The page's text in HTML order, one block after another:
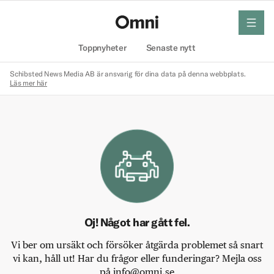
Toppnyheter Senaste nytt
meny
Schibsted News Media AB är ansvarig för dina data på denna webbplats.
Läs mer här
Oj! Något har gått fel.
Vi ber om ursäkt och försöker åtgärda problemet så snart
vi kan, håll ut! Har du frågor eller funderingar? Mejla oss